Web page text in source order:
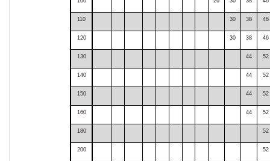
110 30 38 46
120 30 38 46
130 44 52
140 44 52
150 44 52
160 44 52
180 52
200 52